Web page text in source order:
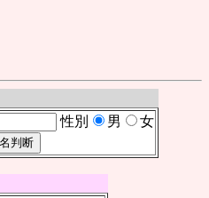
性別 男 女